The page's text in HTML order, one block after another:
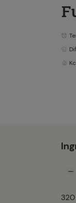
320